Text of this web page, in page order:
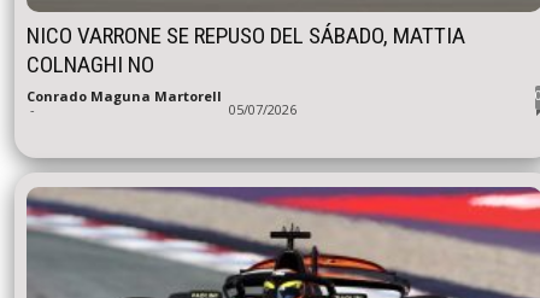
NICO VARRONE SE REPUSO DEL SÁBADO, MATTIA
COLNAGHI NO
Conrado Maguna Martorell
- 05/07/2026